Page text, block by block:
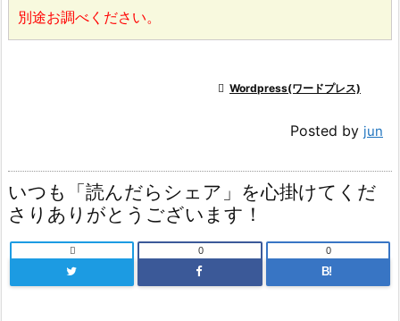
別途お調べください。
 Wordpress(ワードプレス)
Posted by jun
いつも「読んだらシェア」を心掛けてくだ
さりありがとうございます！
 0
B!
0